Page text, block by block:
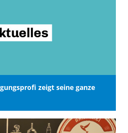
zeigt seine ganze